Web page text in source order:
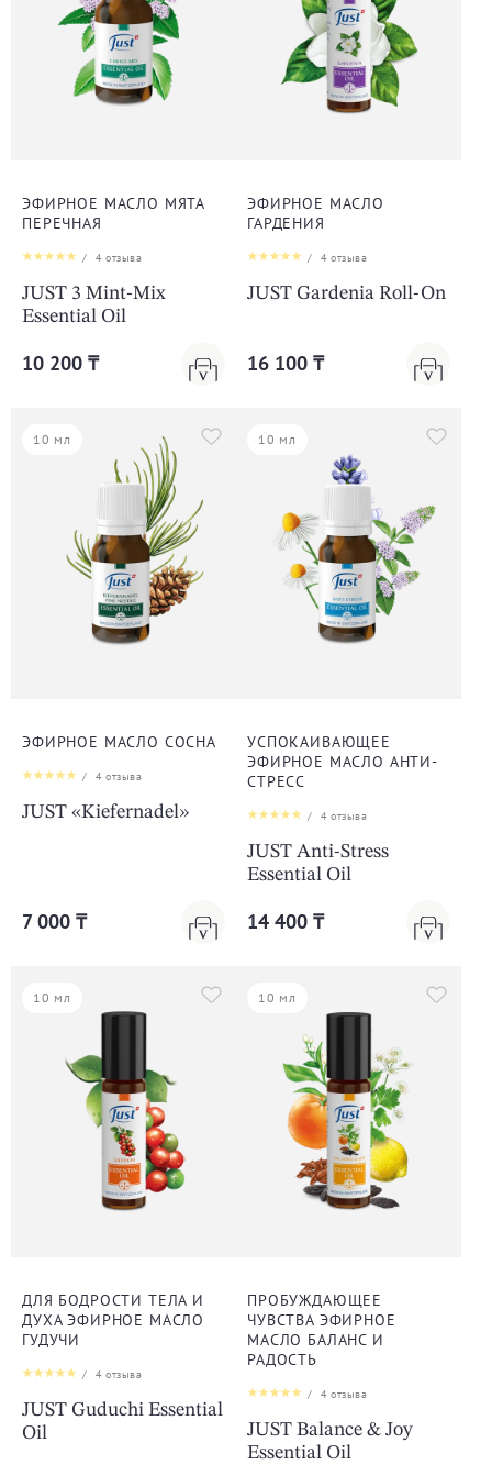
ЭФИРНОЕ МАСЛО МЯТА
ПЕРЕЧНАЯ
/ 4отзыва
JUST 3 Mint-Mix
Essential Oil
10 200 ₸
ЭФИРНОЕ МАСЛО
ГАРДЕНИЯ
/ 4отзыва
JUST Gardenia Roll-On
16 100 ₸
10 мл
ЭФИРНОЕ МАСЛО СОСНА
/ 4отзыва
JUST «Kiefernadel»
7 000 ₸
10 мл
УСПОКАИВАЮЩЕЕ
ЭФИРНОЕ МАСЛО АНТИ-
СТРЕСС
/ 4отзыва
JUST Anti-Stress
Essential Oil
14 400 ₸
10 мл
ДЛЯ БОДРОСТИ ТЕЛА И
ДУХА ЭФИРНОЕ МАСЛО
ГУДУЧИ
/ 4отзыва
JUST Guduchi Essential
Oil
10 мл
ПРОБУЖДАЮЩЕЕ
ЧУВСТВА ЭФИРНОЕ
МАСЛО БАЛАНС И
РАДОСТЬ
/ 4отзыва
JUST Balance & Joy
Essential Oil